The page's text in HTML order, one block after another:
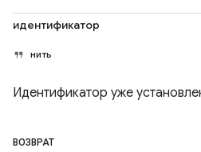
идентификатор
нить
Идентификатор уже
ВОЗВРАТ